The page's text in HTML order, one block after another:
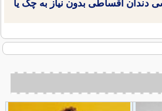
دندان اقساطی بدون نیاز به چک یا